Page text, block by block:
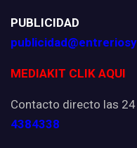
PUBLICIDAD
MEDIAKIT CLIK AQUI
Contacto directo las
4384338